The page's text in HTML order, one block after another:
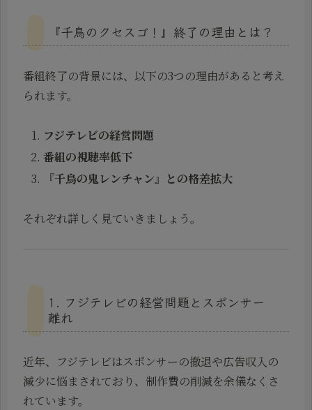
『千鳥のクセスゴ！』終了の理由とは？
番組終了の背景には、以下の3つの理由があると考え
られます。
フジテレビの経営問題
番組の視聴率低下
『千鳥の鬼レンチャン』との格差拡大
それぞれ詳しく見ていきましょう。
1. フジテレビの経営問題とスポンサー
離れ
近年、フジテレビはスポンサーの撤退や広告収入の
減少に悩まされており、制作費の削減を余儀なくさ
れています。